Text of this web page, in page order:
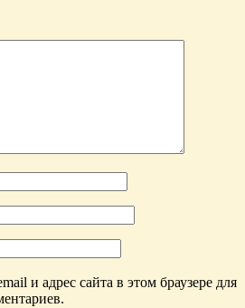
и адрес сайта в этом браузере для